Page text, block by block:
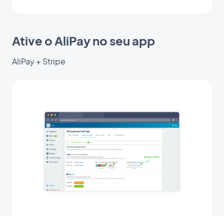
Ative o AliPay no seu app
AliPay + Stripe